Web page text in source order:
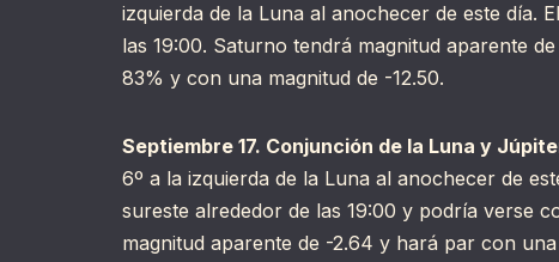
izquierda de la Luna al anochecer de este día.
las 19:00. Saturno tendrá magnitud aparente
83% y con una magnitud de -12.50.
Septiembre 17. Conjunción de la Luna y
6º a la izquierda de la Luna al anochecer de
sureste alrededor de las 19:00 y podría verse
magnitud aparente de -2.64 y hará par con